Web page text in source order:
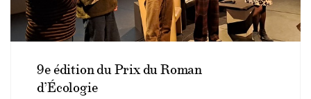
9e édition du Prix du Roman
d’Écologie